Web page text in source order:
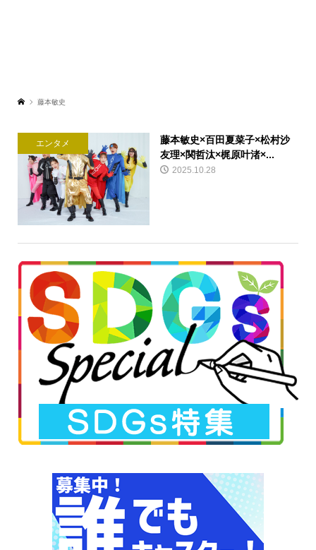
藤本敏史
エンタメ
藤本敏史×百田夏菜子×松村沙
友理×関哲汰×梶原叶渚×...
2025.10.28